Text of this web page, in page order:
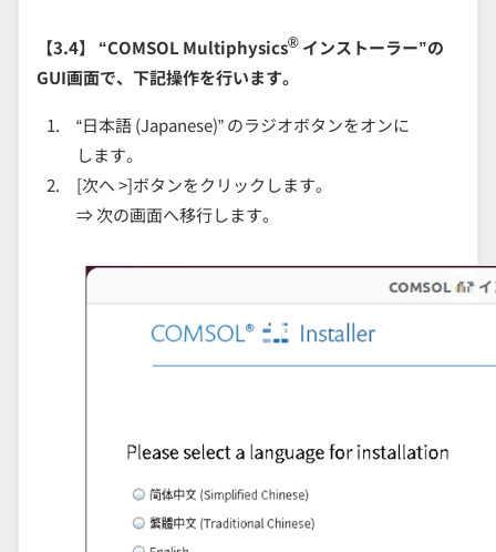
【3.4】 “COMSOL Multiphysics® インストーラー”の
GUI画面で、下記操作を行います。
“日本語 (Japanese)” のラジオボタンをオンに
します。
[次へ >]ボタンをクリックします。
⇒ 次の画面へ移行します。